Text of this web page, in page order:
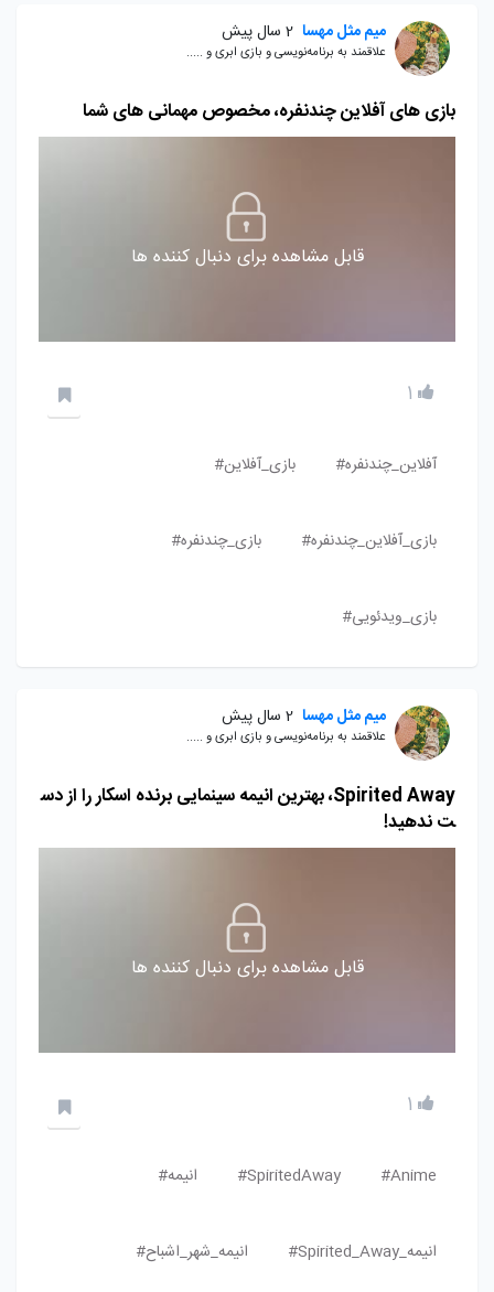
میم مثل مهسا 2 سال پیش
علاقمند به برنامه‌نویسی و بازی ابری و .....
بازی های آفلاین چندنفره، مخصوص مهمانی های شما
قابل مشاهده برای دنبال کننده ها
1
آفلاین_چندنفره# بازی_آفلاین#
بازی_آفلاین_چندنفره# بازی_چندنفره#
بازی_ویدئویی#
میم مثل مهسا 2 سال پیش
علاقمند به برنامه‌نویسی و بازی ابری و .....
Spirited Away، بهترین انیمه سینمایی برنده اسکار را از دس
ت ندهید!
قابل مشاهده برای دنبال کننده ها
1
Anime#
SpiritedAway# انیمه#
انیمه_Spirited_Away# انیمه_شهر_اشباح#